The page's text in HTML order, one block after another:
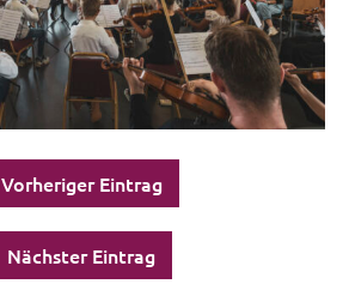
Vorheriger Eintrag
Nächster Eintrag